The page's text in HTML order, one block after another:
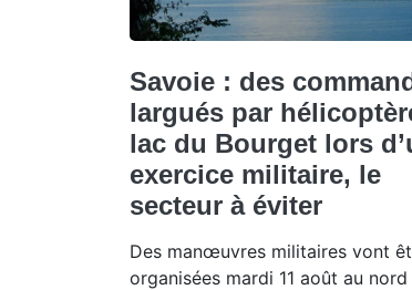
Savoie : des
largués par
lac du Bourget lors
exercice militaire, le
secteur à éviter
Des manœuvres militaires vont
organisées mardi 11 août au nord